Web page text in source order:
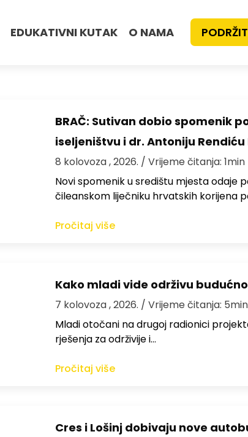
EDUKATIVNI KUTAK O NAMA
BRAČ: Sutivan dobio spomenik
iseljeništvu i dr. Antoniju
8 kolovoza , 2026. / Vrijeme čitanja: 1min
Novi spomenik u središtu mjesta odaje
čileanskom liječniku hrvatskih korijena
Pročitaj više
Kako mladi vide održivu
7 kolovoza , 2026. / Vrijeme čitanja: 5min
Mladi otočani na drugoj radionici
rješenja za održivije i…
Pročitaj više
Cres i Lošinj dobivaju nove